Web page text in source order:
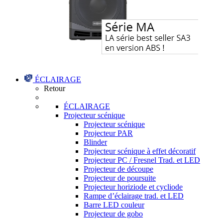
ÉCLAIRAGE
Retour
ÉCLAIRAGE
Projecteur scénique
Projecteur scénique
Projecteur PAR
Blinder
Projecteur scénique à effet décoratif
Projecteur PC / Fresnel Trad. et LED
Projecteur de découpe
Projecteur de poursuite
Projecteur horiziode et cycliode
Rampe d’éclairage trad. et LED
Barre LED couleur
Projecteur de gobo